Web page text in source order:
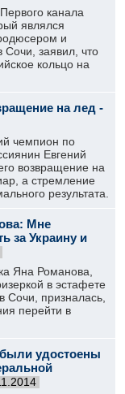
канала
являлся
и
заявил, что
кольцо на
на лед -
чемпион по
Евгений
возвращение на
а стремление
результата.
Мне
за Украину и
Яна Романова,
в эстафете
Сочи, призналась,
перейти в
удостоены